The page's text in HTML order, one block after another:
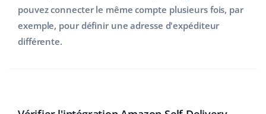
pouvez connecter le même compte plusieurs fois, par
exemple, pour définir une adresse d'expéditeur
différente.